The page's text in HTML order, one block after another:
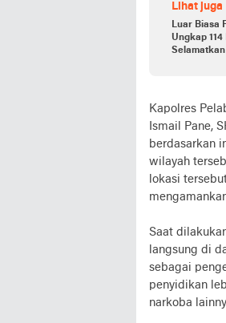
Lihat juga
Luar Biasa
Ungkap
Kapolres
Ismail Pane,
berdasarkan
wilayah
lokasi
Saat
langsung di
sebagai
penyidikan
narkoba